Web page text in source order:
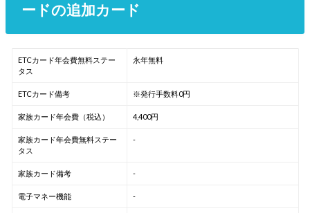
ードの追加カード
ETCカード年会費無料ステー
タス
永年無料
ETCカード備考 ※発行手数料0円
家族カード年会費（税込） 4,400円
家族カード年会費無料ステー
タス
-
家族カード備考 -
電子マネー機能 -